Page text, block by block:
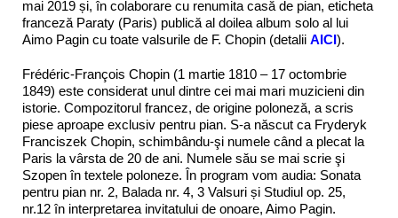
mai 2019 și, în colaborare cu renumita casă de pian, eticheta
franceză Paraty (Paris) publică al doilea album solo al lui
Aimo Pagin cu toate valsurile de F. Chopin (detalii AICI).
Frédéric-François Chopin (1 martie 1810 – 17 octombrie
1849) este considerat unul dintre cei mai mari muzicieni din
istorie. Compozitorul francez, de origine poloneză, a scris
piese aproape exclusiv pentru pian. S-a născut ca Fryderyk
Franciszek Chopin, schimbându-şi numele când a plecat la
Paris la vârsta de 20 de ani. Numele său se mai scrie şi
Szopen în textele poloneze. În program vom audia: Sonata
pentru pian nr. 2, Balada nr. 4, 3 Valsuri și Studiul op. 25,
nr.12 în interpretarea invitatului de onoare, Aimo Pagin.